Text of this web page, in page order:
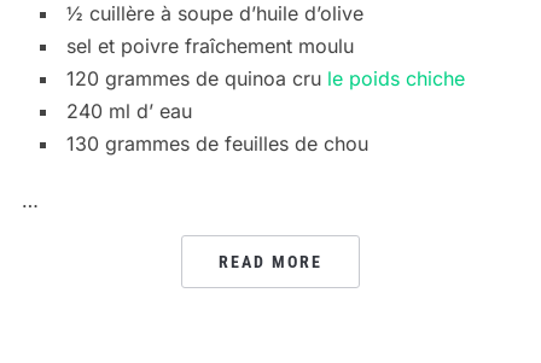
½ cuillère à soupe d’huile d’olive
sel et poivre fraîchement moulu
120 grammes de quinoa cru le poids chiche
240 ml d’ eau
130 grammes de feuilles de chou
…
READ MORE